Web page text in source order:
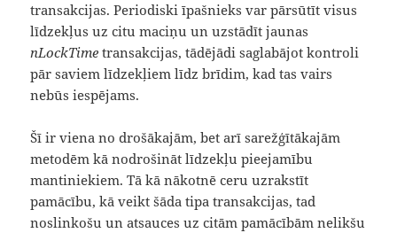
transakcijas. Periodiski īpašnieks var pārsūtīt visus
līdzekļus uz citu maciņu un uzstādīt jaunas
nLockTime transakcijas, tādējādi saglabājot kontroli
pār saviem līdzekļiem līdz brīdim, kad tas vairs
nebūs iespējams.
Šī ir viena no drošākajām, bet arī sarežģītākajām
metodēm kā nodrošināt līdzekļu pieejamību
mantiniekiem. Tā kā nākotnē ceru uzrakstīt
pamācību, kā veikt šāda tipa transakcijas, tad
noslinkošu un atsauces uz citām pamācībām nelikšu